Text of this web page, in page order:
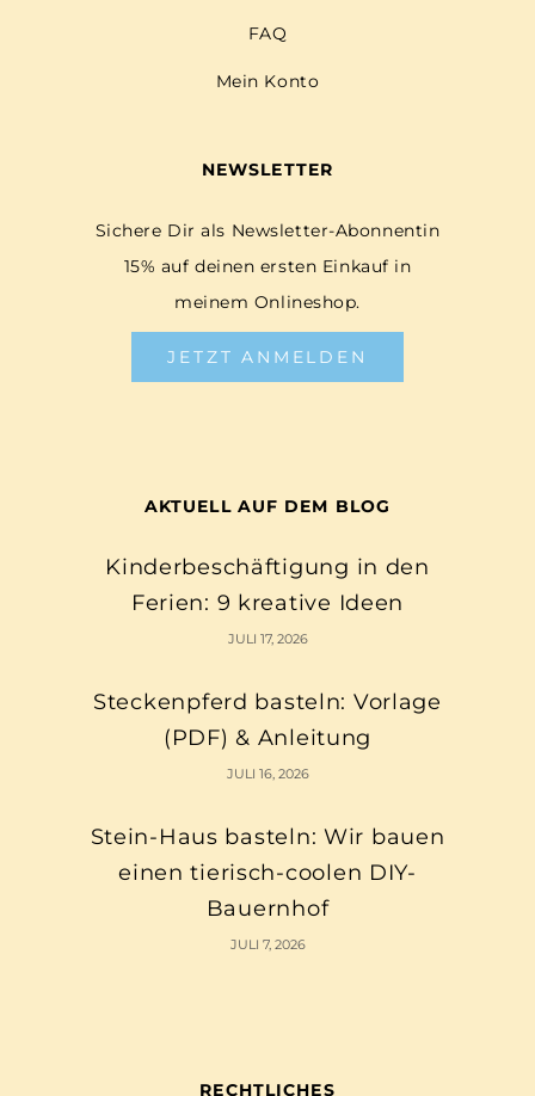
FAQ
Mein Konto
NEWSLETTER
Sichere Dir als Newsletter-Abonnentin
15% auf deinen ersten Einkauf in
meinem Onlineshop.
JETZT ANMELDEN
AKTUELL AUF DEM BLOG
Kinderbeschäftigung in den
Ferien: 9 kreative Ideen
JULI 17, 2026
Steckenpferd basteln: Vorlage
(PDF) & Anleitung
JULI 16, 2026
Stein-Haus basteln: Wir bauen
einen tierisch-coolen DIY-
Bauernhof
JULI 7, 2026
RECHTLICHES